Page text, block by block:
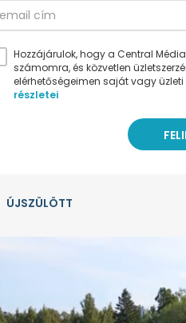
Hozzájárulok, hogy a Central
számomra, és közvetlen
elérhetőségeimen saját vagy
részletei
ÚJSZÜLÖTT